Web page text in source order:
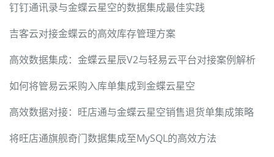
钉钉通讯录与金蝶云星空的数据集成最佳实践
吉客云对接金蝶云的高效库存管理方案
高效数据集成：金蝶云星辰V2与轻易云平台对接案例解析
如何将管易云采购入库单集成到金蝶云星空
高效数据对接：旺店通与金蝶云星空销售退货单集成策略
将旺店通旗舰奇门数据集成至MySQL的高效方法